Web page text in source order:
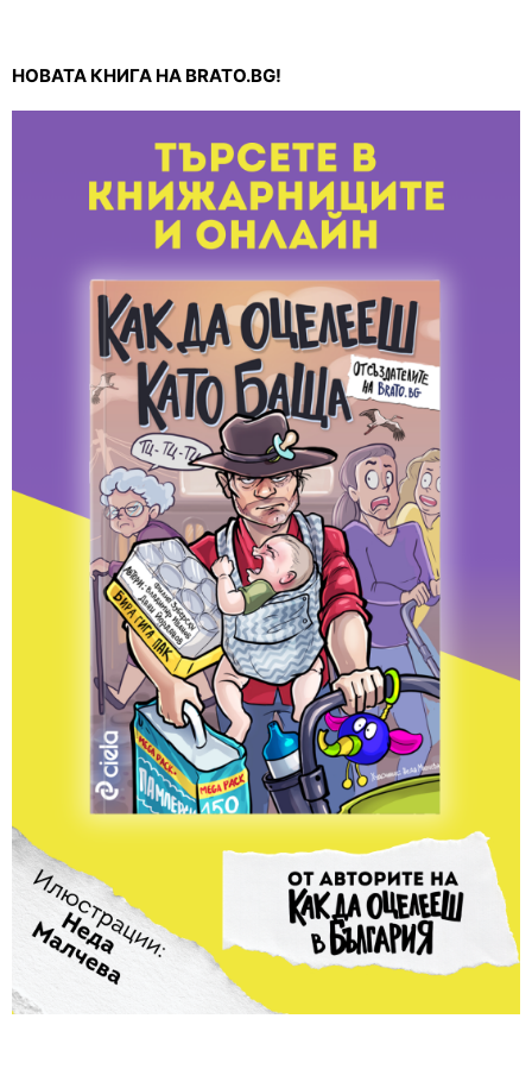
НОВАТА КНИГА НА BRATO.BG!